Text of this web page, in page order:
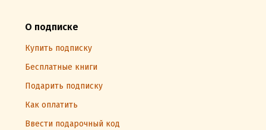
О подписке
Купить подписку
Бесплатные книги
Подарить подписку
Как оплатить
Ввести подарочный код